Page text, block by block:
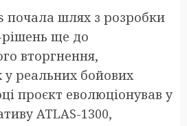
почала шлях з розробки
ще до
вторгнення,
у реальних бойових
проєкт еволюціонував у
ATLAS-1300,